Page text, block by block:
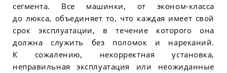
сегмента. Все машинки, от эконом-класса
до люкса, объединяет то, что каждая имеет свой
срок эксплуатации, в течение которого она
должна служить без поломок и нареканий.
К сожалению, некорректная установка,
неправильная эксплуатация или неожиданные